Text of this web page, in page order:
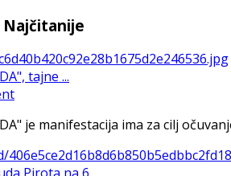
Najčitanije
tajne ...
je manifestacija ima za cilj